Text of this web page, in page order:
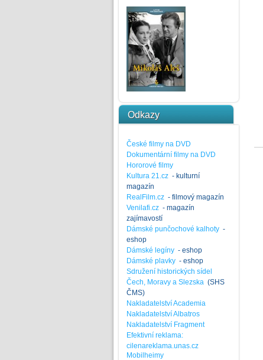
Odkazy
České filmy na DVD
Dokumentární filmy na DVD
Hororové filmy
Kultura 21.cz - kulturní
magazín
RealFilm.cz - filmový magazín
Venilafi.cz - magazín
zajímavostí
Dámské punčochové kalhoty -
eshop
Dámské legíny - eshop
Dámské plavky - eshop
Sdružení historických sídel
Čech, Moravy a Slezska (SHS
ČMS)
Nakladatelství Academia
Nakladatelství Albatros
Nakladatelství Fragment
Efektivní reklama:
cilenareklama.unas.cz
Mobilheimy